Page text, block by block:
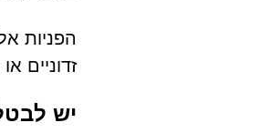
הפניות
זדוניים
יש